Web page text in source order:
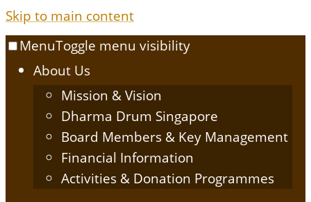
Skip to main content
MenuToggle menu visibility
About Us
Mission & Vision
Dharma Drum Singapore
Board Members & Key Management
Financial Information
Activities & Donation Programmes